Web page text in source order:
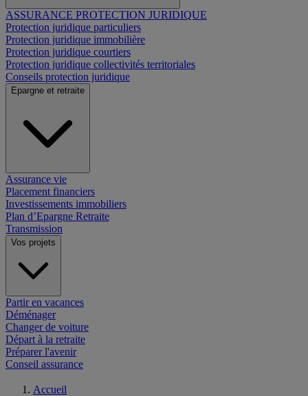
ASSURANCE PROTECTION JURIDIQUE
Protection juridique particuliers
Protection juridique immobilière
Protection juridique courtiers
Protection juridique collectivités territoriales
Conseils protection juridique
Epargne et retraite
Assurance vie
Placement financiers
Investissements immobiliers
Plan d’Epargne Retraite
Transmission
Vos projets
Partir en vacances
Déménager
Changer de voiture
Départ à la retraite
Préparer l'avenir
Conseil assurance
Accueil